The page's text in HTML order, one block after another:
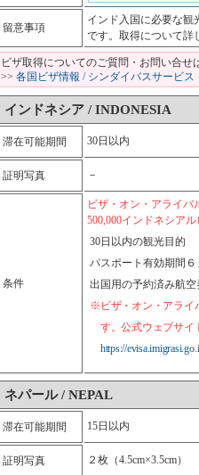
留意事項
インド入国に必要な観
です。取得について詳
ビザ取得についてのご質問・お問い合せ
>> 各国ビザ情報 / シンダイバスサービス
インドネシア / INDONESIA
滞在可能期間 30日以内
証明写真 －
条件
ビザ・オン・アライバ
500,000インドネシア
30日以内の観光目的
パスポート有効期間
出国用の予約済み航空
※ビザ・オン・アライ
す。公式ウェブサイ
https://
ネパール / NEPAL
滞在可能期間 15日以内
証明写真 ２枚（4.5cm×3.5cm）